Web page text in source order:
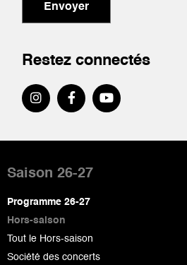
Envoyer
Restez connectés
de
page
Saison 26-27
Programme 26-27
Hors-saison
Tout le Hors-saison
Société des concerts